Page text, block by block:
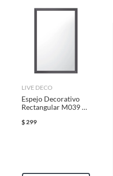
LIVE DECO
Espejo Decorativo
Rectangular M039 de
$ 299